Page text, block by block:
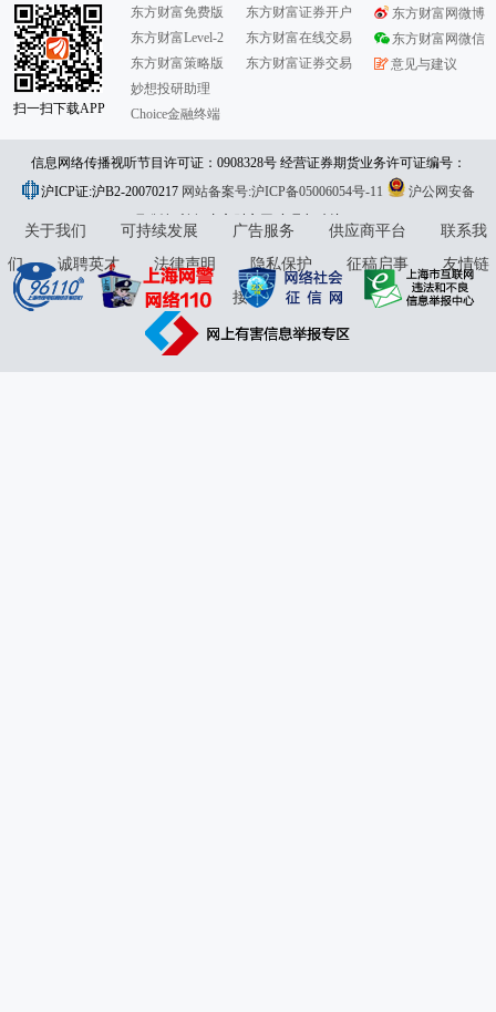
扫一扫下载APP
东方财富免费版
东方财富Level-2
东方财富策略版
妙想投研助理
Choice金融终端
东方财富证券开户
东方财富在线交易
东方财富证券交易
东方财富网微博
东方财富网微信
意见与建议
信息网络传播视听节目许可证：0908328号 经营证券期货业务许可证编号：
913101046312860336 违法和不良信息举报:021-61278686 举报邮箱：
jubao@eastmoney.com
沪ICP证:沪B2-20070217 网站备案号:沪ICP备05006054号-11
沪公网安备
31010402000120号版权所有:东方财富网意见与建议:4000300059/952500
关于我们 可持续发展 广告服务 供应商平台
联系我
们
诚聘英才 法律声明 隐私保护 征稿启事
友情链
接